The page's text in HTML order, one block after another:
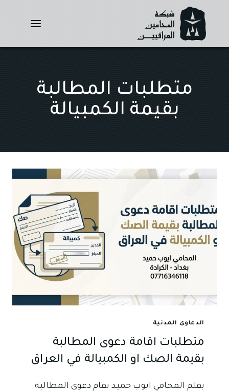
content
متطلبات المطالبة
بقيمة الكمبيالة
الدعاوى المدنية
متطلبات اقامة دعوى المطالبة
بقيمة الصك او الكمبيالة في العراق
بقلم المحامي ايوب حميد تقام دعوى المطالبة